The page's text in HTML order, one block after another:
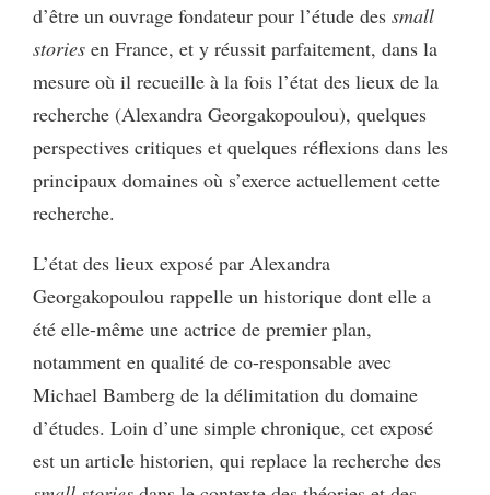
d’être un ouvrage fondateur pour l’étude des small
stories en France, et y réussit parfaitement, dans la
mesure où il recueille à la fois l’état des lieux de la
recherche (Alexandra Georgakopoulou), quelques
perspectives critiques et quelques réflexions dans les
principaux domaines où s’exerce actuellement cette
recherche.
L’état des lieux exposé par Alexandra
Georgakopoulou rappelle un historique dont elle a
été elle-même une actrice de premier plan,
notamment en qualité de co-responsable avec
Michael Bamberg de la délimitation du domaine
d’études. Loin d’une simple chronique, cet exposé
est un article historien, qui replace la recherche des